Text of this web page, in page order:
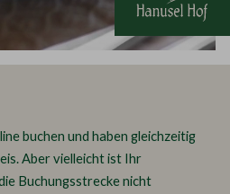
buchen und haben gleichzeitig
Aber vielleicht ist Ihr
Buchungsstrecke nicht